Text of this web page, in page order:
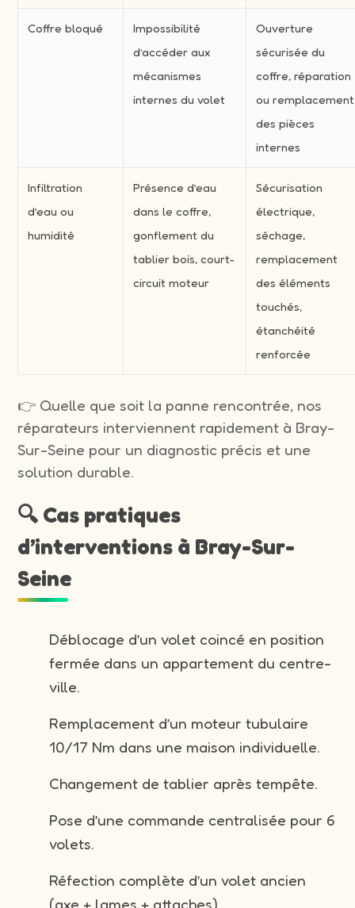
Coffre bloqué
Impossibilité
d’accéder aux
mécanismes
internes du volet
Ouverture
sécurisée du
coffre, réparation
ou remplacement
des pièces
internes
Infiltration
d’eau ou
humidité
Présence d’eau
dans le coffre,
gonflement du
tablier bois, court-
circuit moteur
Sécurisation
électrique,
séchage,
remplacement
des éléments
touchés,
étanchéité
renforcée
👉 Quelle que soit la panne rencontrée, nos
réparateurs interviennent rapidement à Bray-
Sur-Seine pour un diagnostic précis et une
solution durable.
🔍 Cas pratiques
d’interventions à Bray-Sur-
Seine
Déblocage d’un volet coincé en position
fermée dans un appartement du centre-
ville.
Remplacement d’un moteur tubulaire
10/17 Nm dans une maison individuelle.
Changement de tablier après tempête.
Pose d’une commande centralisée pour 6
volets.
Réfection complète d’un volet ancien
(axe + lames + attaches).